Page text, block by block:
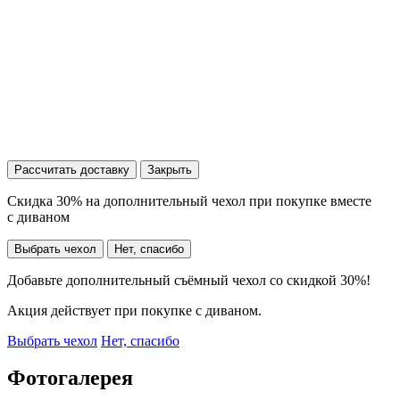
Рассчитать доставку Закрыть
Скидка 30% на дополнительный чехол при покупке вместе
с диваном
Выбрать чехол Нет, спасибо
Добавьте дополнительный съёмный чехол со скидкой 30%!
Акция действует при покупке с диваном.
Выбрать чехол Нет, спасибо
Фотогалерея